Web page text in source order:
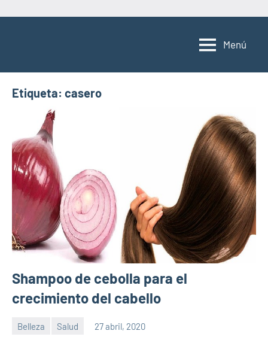
Menú
Etiqueta: casero
Shampoo de cebolla para el
crecimiento del cabello
Belleza Salud 27 abril, 2020